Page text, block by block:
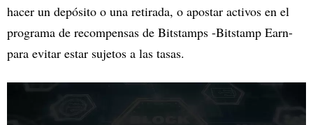
hacer un depósito o una retirada, o apostar activos en el
programa de recompensas de Bitstamps -Bitstamp Earn-
para evitar estar sujetos a las tasas.